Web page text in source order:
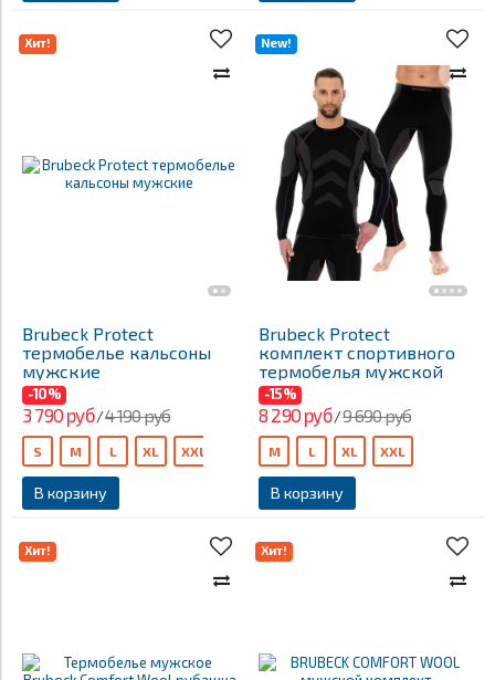
Хит!
Brubeck Protect
термобелье кальсоны
мужские
-10%
3 790 руб/4 190 руб
В корзину
S M L XL XXL
New!
Brubeck Protect
комплект спортивного
термобелья мужской
-15%
8 290 руб/9 690 руб
В корзину
M L XL XXL
Хит! Хит!